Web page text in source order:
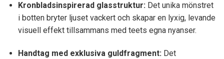
Kronbladsinspirerad glasstruktur:Det unika mönstret
i botten bryter ljuset vackert och skapar en lyxig, levande
visuell effekt tillsammans med teets egna nyanser.
Handtag med exklusiva guldfragment:Det